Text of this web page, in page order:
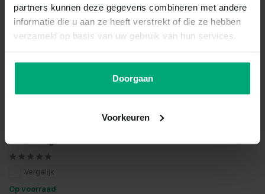
partners kunnen deze gegevens combineren met andere
informatie die u aan ze heeft verstrekt of die ze hebben
verzameld op basis van uw gebruik van hun services.
Doorgaan
Voorkeuren
Vergelijk
Op voorraad